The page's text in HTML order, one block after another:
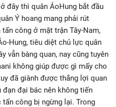
đây thì quân ÁoHung bắt đầu
Ý hoang mang phải rút
tấn công ở mặt trận Tây-Nam,
Hung, tiêu diệt chủ lực quân
vẫn bàng quan, nay cũng tuyên
không giúp được gì mấy cho
đã giành được thắng lợi quan
đại bác nên không tiến
công bị ngừng lại. Trong